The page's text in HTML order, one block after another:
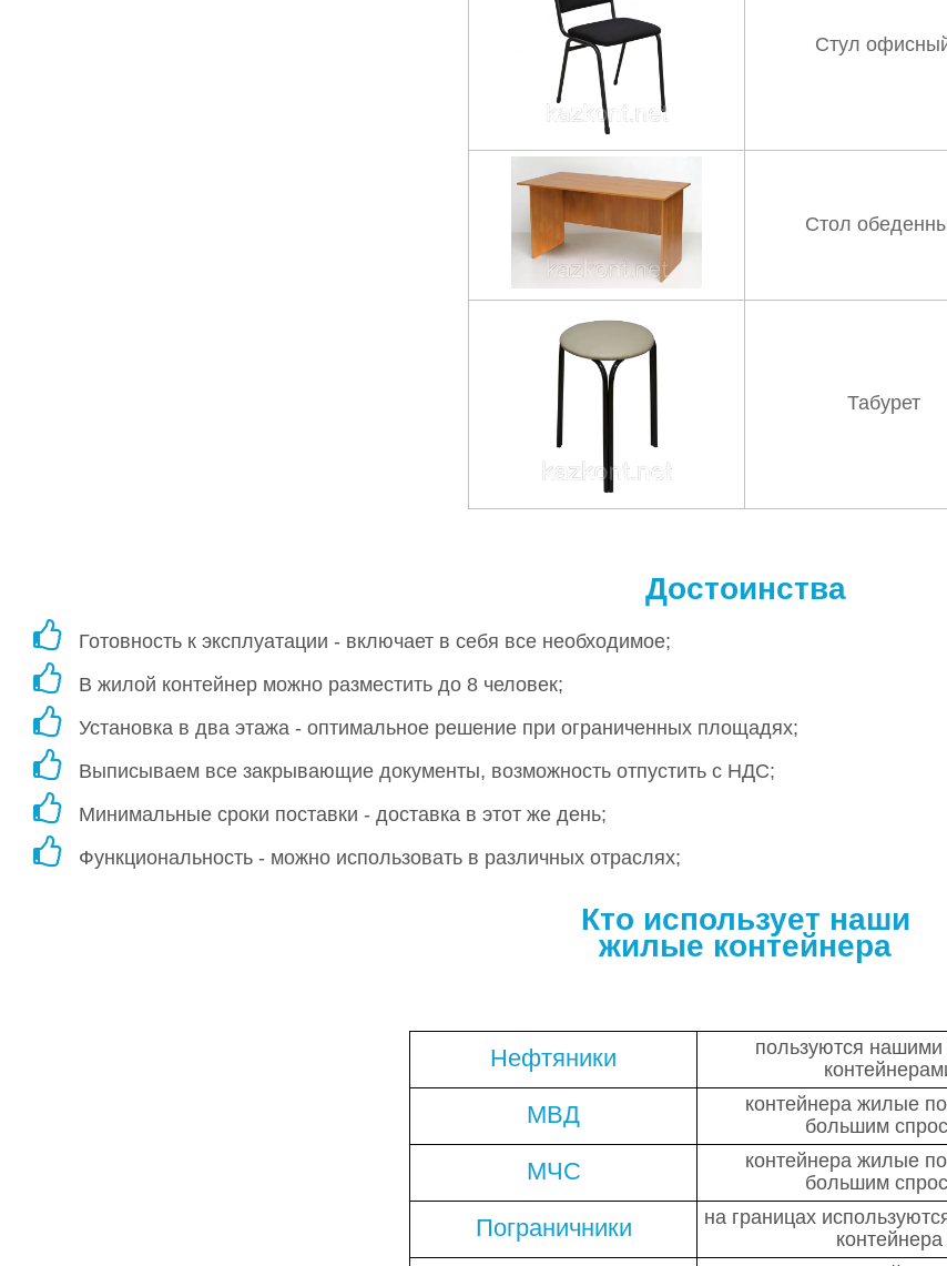
Стул
Стол
Табурет
Достоинства
Готовность к эксплуатации - включает в себя все необходимое;
В жилой контейнер можно разместить до 8 человек;
Установка в два этажа - оптимальное решение при ограниченных площадях;
Выписываем все закрывающие документы, возможность отпустить с НДС;
Минимальные сроки поставки - доставка в этот же день;
Функциональность - можно использовать в различных отраслях;
Кто использует наши
жилые контейнера
Нефтяники
пользуются
МВД
контейнера жилые
большим
МЧС
контейнера жилые
большим
Пограничники
на границах
контейнера